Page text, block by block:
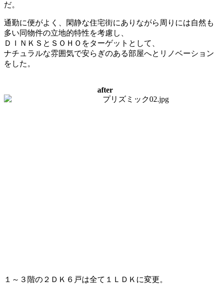
だ。
通勤に便がよく、閑静な住宅街にありながら周りには自然も
多い同物件の立地的特性を考慮し、
ＤＩＮＫＳとＳＯＨＯをターゲットとして、
ナチュラルな雰囲気で安らぎのある部屋へとリノベーション
をした。
after
１～３階の２ＤＫ６戸は全て１ＬＤＫに変更。